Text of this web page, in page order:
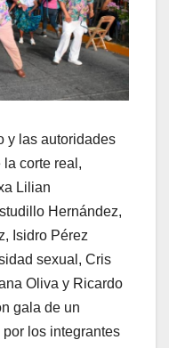
y las autoridades
corte real,
Lilian
Hernández,
Isidro Pérez
sexual, Cris
Oliva y Ricardo
gala de un
los integrantes